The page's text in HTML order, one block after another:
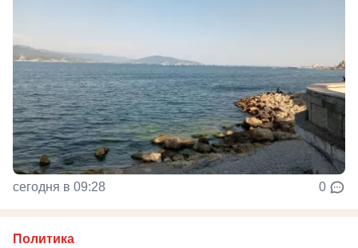
сегодня в 09:28 0
Политика